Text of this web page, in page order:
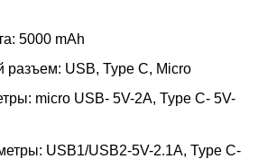
5000 mAh
разъем: USB, Type C, Micro
micro USB- 5V-2A, Type C- 5V-
USB1/USB2-5V-2.1A, Type C-